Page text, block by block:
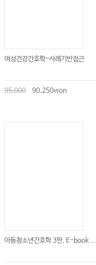
여성건강간호학-사례기반접근
95,000 90,250won
아동청소년간호학 3판, E-book ...